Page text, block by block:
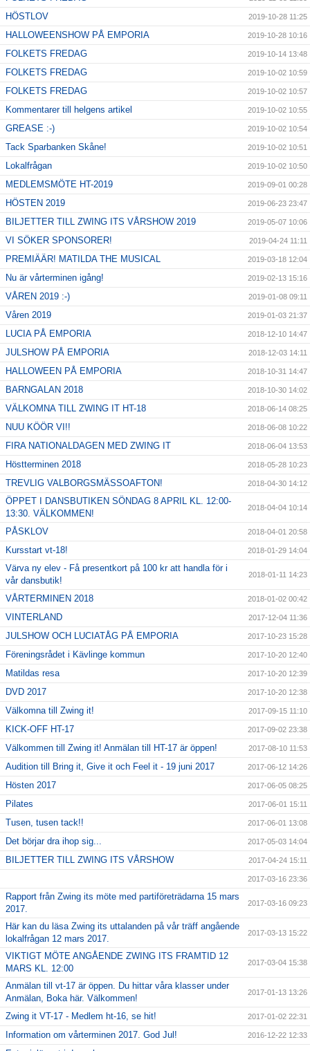
HÖSTLOV 2019-10-28 11:25
HALLOWEENSHOW PÅ EMPORIA 2019-10-28 10:16
FOLKETS FREDAG 2019-10-14 13:48
FOLKETS FREDAG 2019-10-02 10:59
FOLKETS FREDAG 2019-10-02 10:57
Kommentarer till helgens artikel 2019-10-02 10:55
GREASE :-) 2019-10-02 10:54
Tack Sparbanken Skåne! 2019-10-02 10:51
Lokalfrågan 2019-10-02 10:50
MEDLEMSMÖTE HT-2019 2019-09-01 00:28
HÖSTEN 2019 2019-06-23 23:47
BILJETTER TILL ZWING ITS VÅRSHOW 2019 2019-05-07 10:06
VI SÖKER SPONSORER! 2019-04-24 11:11
PREMIÄÄR! MATILDA THE MUSICAL 2019-03-18 12:04
Nu är vårterminen igång! 2019-02-13 15:16
VÅREN 2019 :-) 2019-01-08 09:11
Våren 2019 2019-01-03 21:37
LUCIA PÅ EMPORIA 2018-12-10 14:47
JULSHOW PÅ EMPORIA 2018-12-03 14:11
HALLOWEEN PÅ EMPORIA 2018-10-31 14:47
BARNGALAN 2018 2018-10-30 14:02
VÄLKOMNA TILL ZWING IT HT-18 2018-06-14 08:25
NUU KÖÖR VI!! 2018-06-08 10:22
FIRA NATIONALDAGEN MED ZWING IT 2018-06-04 13:53
Höstterminen 2018 2018-05-28 10:23
TREVLIG VALBORGSMÄSSOAFTON! 2018-04-30 14:12
ÖPPET I DANSBUTIKEN SÖNDAG 8 APRIL KL. 12:00-
13:30. VÄLKOMMEN!
2018-04-04 10:14
PÅSKLOV 2018-04-01 20:58
Kursstart vt-18! 2018-01-29 14:04
Värva ny elev - Få presentkort på 100 kr att handla för i
vår dansbutik!
2018-01-11 14:23
VÅRTERMINEN 2018 2018-01-02 00:42
VINTERLAND 2017-12-04 11:36
JULSHOW OCH LUCIATÅG PÅ EMPORIA 2017-10-23 15:28
Föreningsrådet i Kävlinge kommun 2017-10-20 12:40
Matildas resa 2017-10-20 12:39
DVD 2017 2017-10-20 12:38
Välkomna till Zwing it! 2017-09-15 11:10
KICK-OFF HT-17 2017-09-02 23:38
Välkommen till Zwing it! Anmälan till HT-17 är öppen! 2017-08-10 11:53
Audition till Bring it, Give it och Feel it - 19 juni 2017 2017-06-12 14:26
Hösten 2017 2017-06-05 08:25
Pilates 2017-06-01 15:11
Tusen, tusen tack!! 2017-06-01 13:08
Det börjar dra ihop sig... 2017-05-03 14:04
BILJETTER TILL ZWING ITS VÅRSHOW 2017-04-24 15:11
2017-03-16 23:36
Rapport från Zwing its möte med partiföreträdarna 15 mars
2017.
2017-03-16 09:23
Här kan du läsa Zwing its uttalanden på vår träff angående
lokalfrågan 12 mars 2017.
2017-03-13 15:22
VIKTIGT MÖTE ANGÅENDE ZWING ITS FRAMTID 12
MARS KL. 12:00
2017-03-04 15:38
Anmälan till vt-17 är öppen. Du hittar våra klasser under
Anmälan, Boka här. Välkommen!
2017-01-13 13:26
Zwing it VT-17 - Medlem ht-16, se hit! 2017-01-02 22:31
Information om vårterminen 2017. God Jul! 2016-12-22 12:33